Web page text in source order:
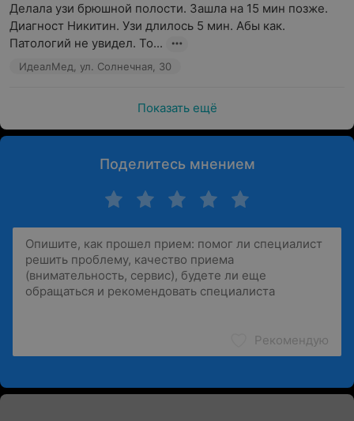
Делала узи брюшной полости. Зашла на 15 мин позже.
Диагност Никитин. Узи длилось 5 мин. Абы как.
Патологий не увидел. То...
ИдеалМед, ул. Солнечная, 30
Показать ещё
Поделитесь мнением
Рекомендую